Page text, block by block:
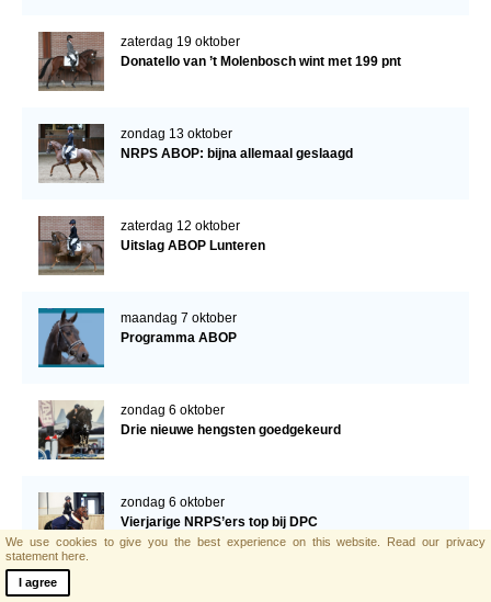
zaterdag 19 oktober
Donatello van ’t Molenbosch wint met 199 pnt
zondag 13 oktober
NRPS ABOP: bijna allemaal geslaagd
zaterdag 12 oktober
Uitslag ABOP Lunteren
maandag 7 oktober
Programma ABOP
zondag 6 oktober
Drie nieuwe hengsten goedgekeurd
zondag 6 oktober
Vierjarige NRPS’ers top bij DPC
We use cookies to give you the best experience on this website. Read our privacy
statement here.
I agree